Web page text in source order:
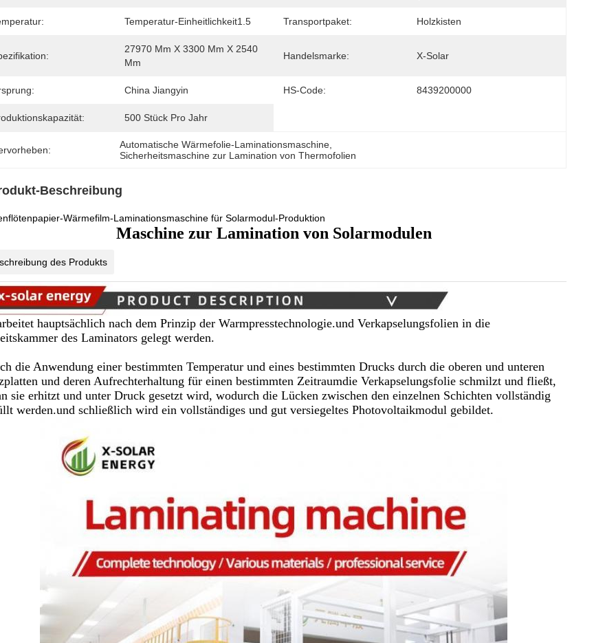
Temperatur-Einheitlichkeit1.5 Transportpaket: Holzkisten
27970 Mm X 3300 Mm X 2540
Mm
Handelsmarke: X-Solar
China Jiangyin HS-Code: 8439200000
500 Stück Pro Jahr
Automatische Wärmefolie-Laminationsmaschine
Sicherheitsmaschine zur Lamination von Thermofolien
Beschreibung
Wärmefilm-Laminationsmaschine für Solarmodul-Produktion
Maschine zur Lamination von Solarmodulen
des Produkts
hauptsächlich nach dem Prinzip der Warmpresstechnologie.und Verkapselungsfolien in die
des Laminators gelegt werden.
die Anwendung einer bestimmten Temperatur und eines bestimmten Drucks durch die oberen und unteren
und deren Aufrechterhaltung für einen bestimmten Zeitraumdie Verkapselungsfolie schmilzt und fließt,
sie erhitzt und unter Druck gesetzt wird, wodurch die Lücken zwischen den einzelnen Schichten vollständig
werden.und schließlich wird ein vollständiges und gut versiegeltes Photovoltaikmodul gebildet.